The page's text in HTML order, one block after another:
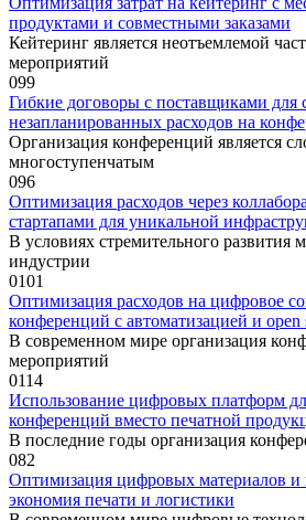
продуктами и совместными заказами
Кейтеринг является неотъемлемой
мероприятий
099
Гибкие договоры с поставщиками для
незапланированных расходов на
Организация конференций является
многоступенчатым
096
Оптимизация расходов через
стартапами для уникальной
В условиях стремительного развития
индустрии
0101
Оптимизация расходов на цифровое
конференций с автоматизацией и
В современном мире организация
мероприятий
0114
Использование цифровых платформ
конференций вместо печатной
В последние годы организация
082
Оптимизация цифровых материалов и
экономия печати и логистики